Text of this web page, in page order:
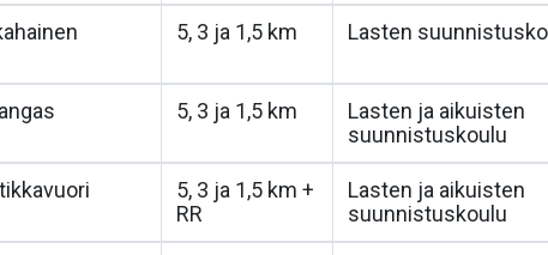
5, 3 ja 1,5 km Lasten
5, 3 ja 1,5 km
Lasten ja aikuisten
suunnistuskoulu
5, 3 ja 1,5 km +
RR
Lasten ja aikuisten
suunnistuskoulu